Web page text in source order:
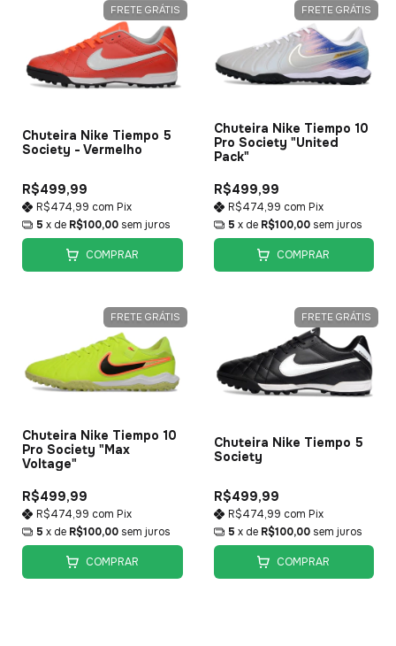
FRETE GRÁTIS
Chuteira Nike Tiempo 5
Society - Vermelho
R$499,99
R$474,99 com Pix
5 x de R$100,00 sem juros
COMPRAR
FRETE GRÁTIS
Chuteira Nike Tiempo 10
Pro Society "United
Pack"
R$499,99
R$474,99 com Pix
5 x de R$100,00 sem juros
COMPRAR
FRETE GRÁTIS
Chuteira Nike Tiempo 10
Pro Society "Max
Voltage"
R$499,99
R$474,99 com Pix
5 x de R$100,00 sem juros
COMPRAR
FRETE GRÁTIS
Chuteira Nike Tiempo 5
Society
R$499,99
R$474,99 com Pix
5 x de R$100,00 sem juros
COMPRAR